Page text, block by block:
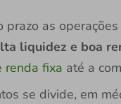
as
liquidez e boa
renda fixa até a
se divide, em